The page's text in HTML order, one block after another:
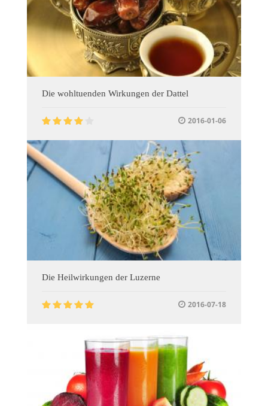
Die wohltuenden Wirkungen der Dattel
2016-01-06
Die Heilwirkungen der Luzerne
2016-07-18